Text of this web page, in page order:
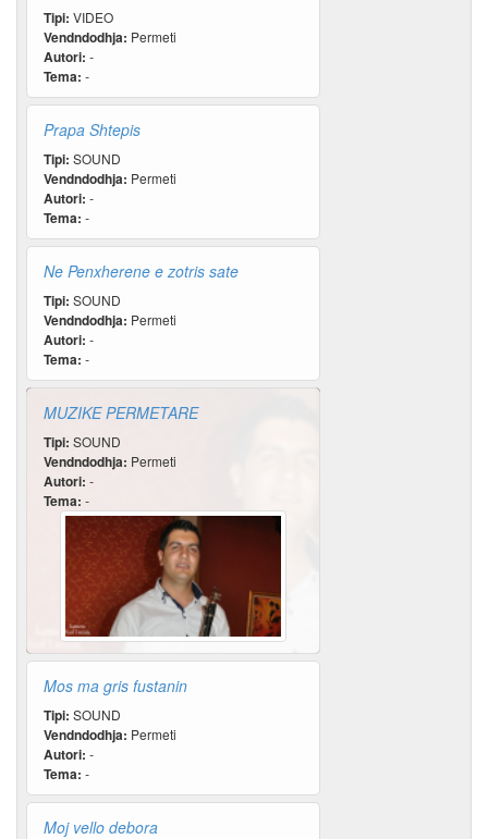
Tipi: VIDEO
Vendndodhja: Permeti
Autori: -
Tema: -
Prapa Shtepis
Tipi: SOUND
Vendndodhja: Permeti
Autori: -
Tema: -
Ne Penxherene e zotris sate
Tipi: SOUND
Vendndodhja: Permeti
Autori: -
Tema: -
MUZIKE PERMETARE
Tipi: SOUND
Vendndodhja: Permeti
Autori: -
Tema: -
Mos ma gris fustanin
Tipi: SOUND
Vendndodhja: Permeti
Autori: -
Tema: -
Moj vello debora